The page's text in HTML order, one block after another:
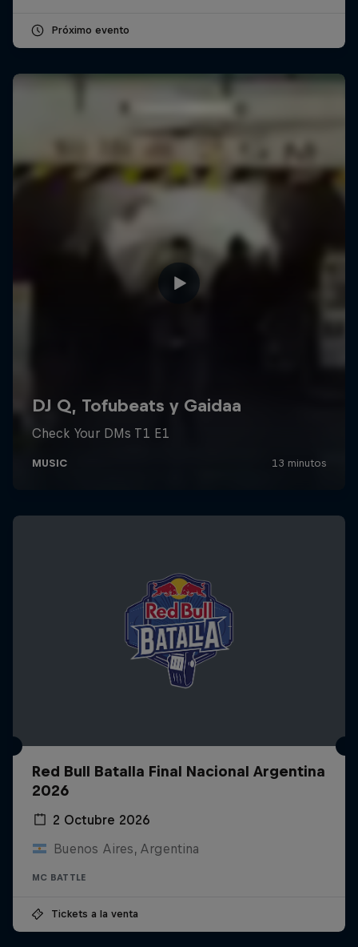
Próximo evento
Red Bull Batalla Final Nacional Argentina
2026
2 Octubre 2026
Buenos Aires, Argentina
MC BATTLE
Tickets a la venta